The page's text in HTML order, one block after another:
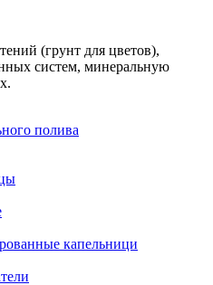
(грунт для цветов),
систем, минеральную
полива
капельници